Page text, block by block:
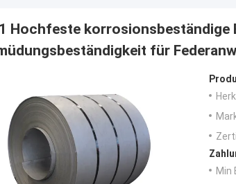
Hochfeste korrosionsbeständige
für
Min